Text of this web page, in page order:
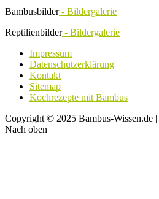
Bambusbilder- Bildergalerie
Reptilienbilder- Bildergalerie
Impressum
Datenschutzerklärung
Kontakt
Sitemap
Kochrezepte mit Bambus
Copyright © 2025 Bambus-Wissen.de |
Nach oben